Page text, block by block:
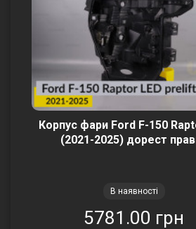
Корпус фари Ford F-150
(2021-2025) дорест
В наявності
5781.00 грн